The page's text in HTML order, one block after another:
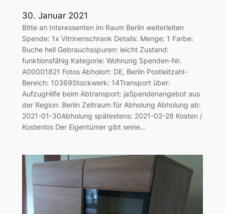
30. Januar 2021
Bitte an Interessenten im Raum Berlin weiterleiten
Spende: 1x Vitrinenschrank Details: Menge: 1 Farbe:
Buche hell Gebrauchsspuren: leicht Zustand:
funktionsfähig Kategorie: Wohnung Spenden-Nr.
A00001821 Fotos Abholort: DE, Berlin Postleitzahl-
Bereich: 10369Stockwerk: 14Transport über:
AufzugHilfe beim Abtransport: jaSpendenangebot aus
der Region: Berlin Zeitraum für Abholung Abholung ab:
2021-01-30Abholung spätestens: 2021-02-28 Kosten /
Kostenlos Der Eigentümer gibt seine…